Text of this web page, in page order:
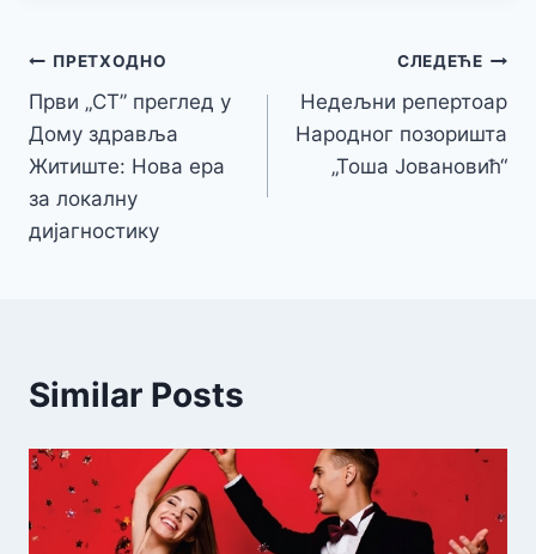
Кретање
чланка
ПРЕТХОДНО
Први „CT” преглед у
Дому здравља
Житиште: Нова ера
за локалну
дијагностику
СЛЕДЕЋЕ
Недељни репертоар
Народног позоришта
„Тоша Јовановић“
Similar Posts